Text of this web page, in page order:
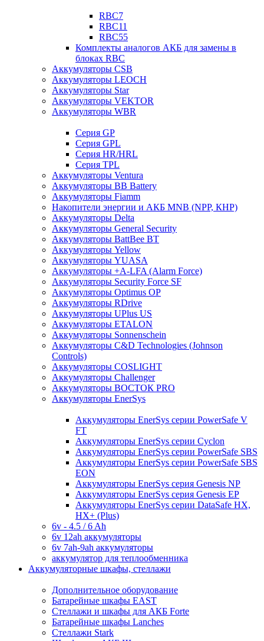
RBC7
RBC11
RBC55
Комплекты аналогов АКБ для замены в
блоках RBC
Аккумуляторы CSB
Аккумуляторы LEOCH
Аккумуляторы Star
Аккумуляторы VEKTOR
Аккумуляторы WBR
Cерия GP
Серия GPL
Серия HR/HRL
Серия TPL
Аккумуляторы Ventura
Аккумуляторы BB Battery
Аккумуляторы Fiamm
Накопители энергии и АКБ MNB (NPP, КНР)
Аккумуляторы Delta
Аккумуляторы General Security
Аккумуляторы BattBee BT
Аккумуляторы Yellow
Аккумуляторы YUASA
Аккумуляторы +A-LFA (Alarm Force)
Аккумуляторы Security Force SF
Аккумуляторы Optimus OP
Аккумуляторы RDrive
Аккумуляторы UPlus US
Аккумуляторы ETALON
Аккумуляторы Sonnenschein
Аккумуляторы С&D Technologies (Johnson
Controls)
Аккумуляторы COSLIGHT
Аккумуляторы Challenger
Аккумуляторы ВОСТОК PRO
Аккумуляторы EnerSys
Аккумуляторы EnerSys серии PowerSafe V
FT
Аккумуляторы EnerSys серии Cyclon
Аккумуляторы EnerSys серии PowerSafe SBS
Аккумуляторы EnerSys серии PowerSafe SBS
EON
Аккумуляторы EnerSys серия Genesis NP
Аккумуляторы EnerSys серия Genesis EP
Аккумуляторы EnerSys серии DataSafe HX,
HX+ (Plus)
6v - 4.5 / 6 Ah
6v 12ah аккумуляторы
6v 7ah-9ah аккумуляторы
аккумулятор для теплообменника
Аккумуляторные шкафы, стеллажи
Дополнительное оборудование
Батарейные шкафы EAST
Стеллажи и шкафы для АКБ Forte
Батарейные шкафы Lanches
Стеллажи Stark